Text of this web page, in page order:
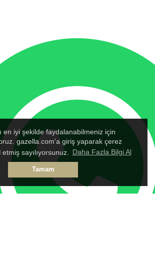
en iyi şekilde faydalanabilmeniz için
gazella.com'a giriş yaparak çerez
etmiş sayılıyorsunuz.
Daha Fazla Bilgi Al
Tamam
TALEP
FORMU